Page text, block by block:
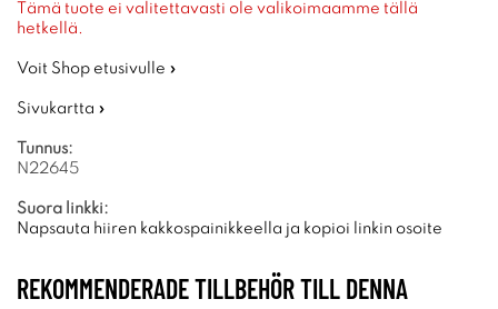
Tämä tuote ei valitettavasti ole valikoimaamme tällä
hetkellä.
Voit Shop etusivulle »
Sivukartta »
Tunnus:
N22645
Suora linkki:
Napsauta hiiren kakkospainikkeella ja kopioi linkin osoite
REKOMMENDERADE TILLBEHÖR TILL DENNA